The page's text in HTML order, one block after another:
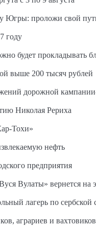
Югры: проложи свой
году
будет прокладывать
выше 200 тысяч рублей
дорожной
Николая Рериха
Тохи»
нефть
предприятия
Вулаты» вернется на
лагерь по сербской
аграриев и вахтовиков